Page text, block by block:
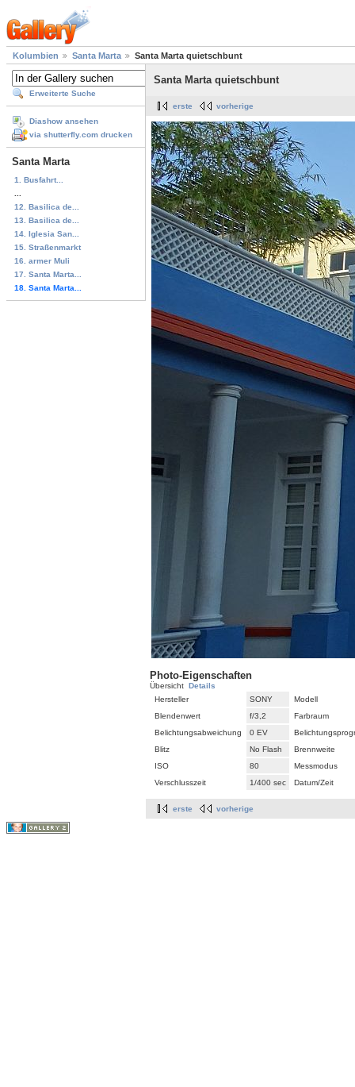
Kolumbien Santa Marta Santa Marta quietschbunt
Erweiterte Suche
Diashow ansehen
via shutterfly.com drucken
Santa Marta
1. Busfahrt...
12. Basilica de...
13. Basilica de...
14. Iglesia San...
15. Straßenmarkt
16. armer Muli
17. Santa Marta...
18. Santa Marta...
Santa Marta quietschbunt
erste vorherige
Photo-Eigenschaften
Übersicht Details
Hersteller
SONY
Modell
Blendenwert
f/3,2
Farbraum
Belichtungsabweichung
0 EV
Blitz
No Flash
Brennweite
ISO
80
Messmodus
Verschlusszeit
1/400 sec Datum/Zeit
erste vorherige